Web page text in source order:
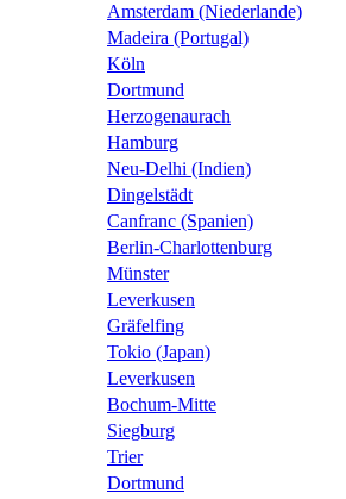
Amsterdam (Niederlande)
Madeira (Portugal)
Köln
Dortmund
Herzogenaurach
Hamburg
Neu-Delhi (Indien)
Dingelstädt
Canfranc (Spanien)
Berlin-Charlottenburg
Münster
Leverkusen
Gräfelfing
Tokio (Japan)
Leverkusen
Bochum-Mitte
Siegburg
Trier
Dortmund